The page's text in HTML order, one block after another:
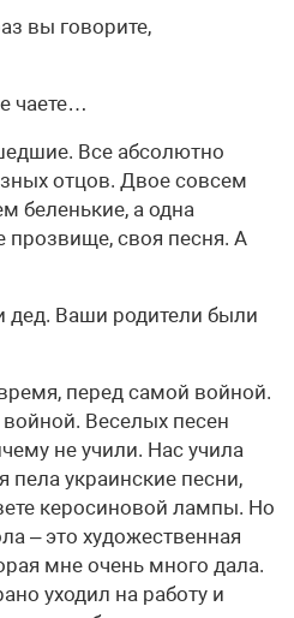
вы говорите,
чаете…
Все абсолютно
отцов. Двое совсем
беленькие, а одна
прозвище, своя песня. А
дед. Ваши родители были
перед самой войной.
Веселых песен
не учили. Нас учила
украинские песни,
керосиновой лампы. Но
– это художественная
мне очень много дала.
уходил на работу и